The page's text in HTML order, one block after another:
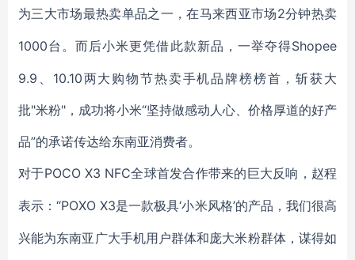
为三大市场最热卖单品之一 ，在马来西亚市场2分钟热卖
1000台 。而后小米更凭借此款新品，一举夺得Shopee
9.9、10.10两大购物节热卖手机品牌榜榜首，斩获大
批"米粉"，成功将小米“坚持做感动人心、价格厚道的好产
品”的承诺传达给东南亚消费者。
对于POCO X3 NFC全球首发合作带来的巨大反响，赵程
表示：“POXO X3是一款极具‘小米风格’的产品，我们很高
兴能为东南亚广大手机用户群体和庞大米粉群体，谋得如